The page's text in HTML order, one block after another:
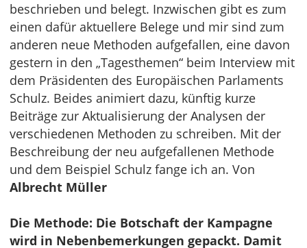
beschrieben und belegt. Inzwischen gibt es zum
einen dafür aktuellere Belege und mir sind zum
anderen neue Methoden aufgefallen, eine davon
gestern in den „Tagesthemen“ beim Interview mit
dem Präsidenten des Europäischen Parlaments
Schulz. Beides animiert dazu, künftig kurze
Beiträge zur Aktualisierung der Analysen der
verschiedenen Methoden zu schreiben. Mit der
Beschreibung der neu aufgefallenen Methode
und dem Beispiel Schulz fange ich an. Von
Albrecht Müller
Die Methode: Die Botschaft der Kampagne
wird in Nebenbemerkungen gepackt. Damit